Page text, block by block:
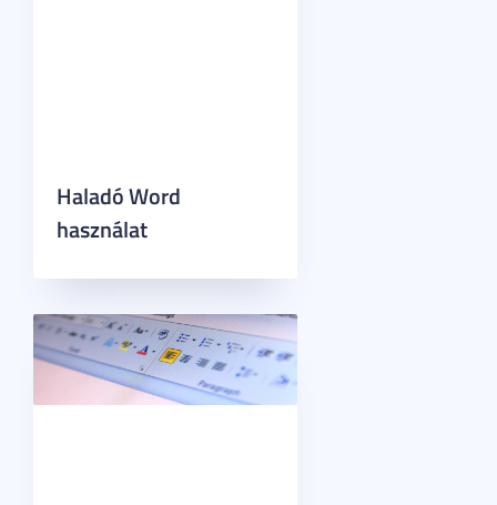
Haladó Word
használat